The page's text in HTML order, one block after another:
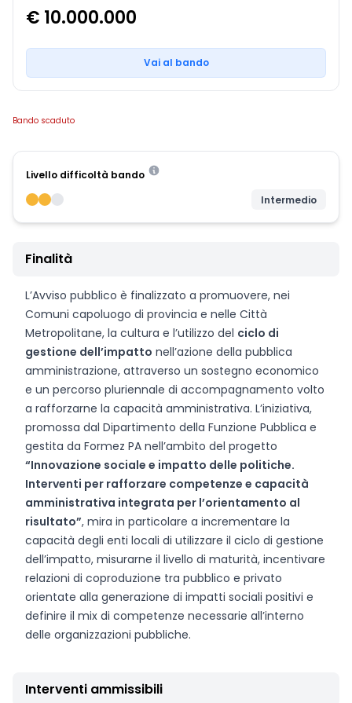
€ 10.000.000
Vai al bando
Bando scaduto
Livello difficoltà bando
Intermedio
Finalità
L’Avviso pubblico è finalizzato a promuovere, nei
Comuni capoluogo di provincia e nelle Città
Metropolitane, la cultura e l’utilizzo del ciclo di
gestione dell’impatto nell’azione della pubblica
amministrazione, attraverso un sostegno economico
e un percorso pluriennale di accompagnamento volto
a rafforzarne la capacità amministrativa. L’iniziativa,
promossa dal Dipartimento della Funzione Pubblica e
gestita da Formez PA nell’ambito del progetto
“Innovazione sociale e impatto delle politiche.
Interventi per rafforzare competenze e capacità
amministrativa integrata per l’orientamento al
risultato”, mira in particolare a incrementare la
capacità degli enti locali di utilizzare il ciclo di gestione
dell’impatto, misurarne il livello di maturità, incentivare
relazioni di coproduzione tra pubblico e privato
orientate alla generazione di impatti sociali positivi e
definire il mix di competenze necessarie all’interno
delle organizzazioni pubbliche.
Interventi ammissibili